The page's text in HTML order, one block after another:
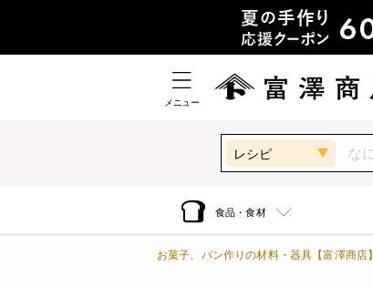
メニュー
レシピ
食品・食材
お菓子、パン作りの材料・器具【富澤商店】